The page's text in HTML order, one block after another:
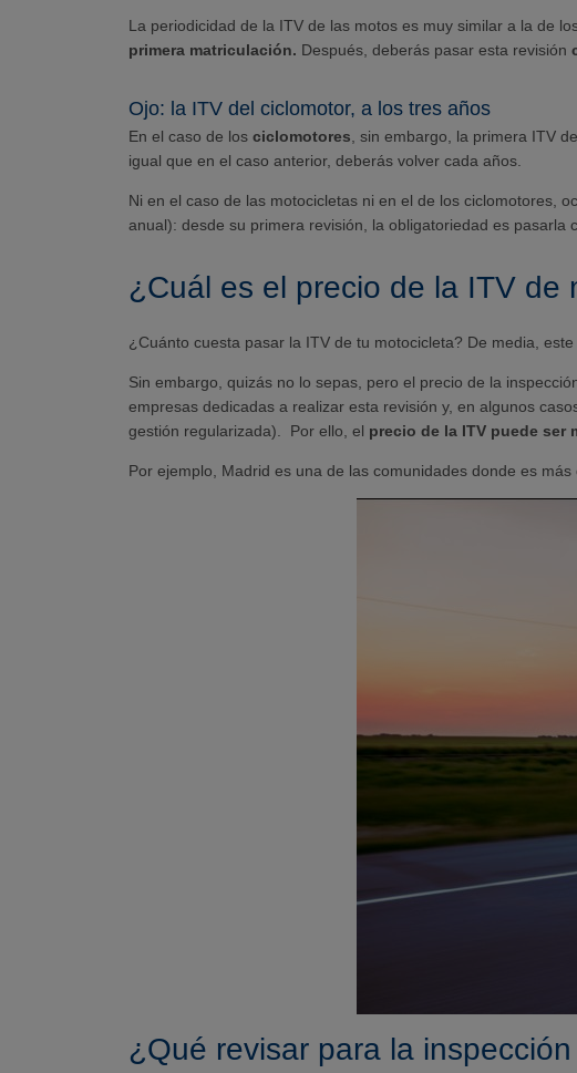
La periodicidad de la ITV de las motos es muy similar a la de
primera matriculación. Después, deberás pasar esta revisión
Ojo: la ITV del ciclomotor, a los tres años
En el caso de los ciclomotores , sin embargo, la primera ITV
igual que en el caso anterior, deberás volver cada años.
Ni en el caso de las motocicletas ni en el de los ciclomotores,
anual): desde su primera revisión, la obligatoriedad es pasarla
¿Cuál es el precio de la ITV de
¿Cuánto cuesta pasar la ITV de tu motocicleta? De media,
Sin embargo, quizás no lo sepas, pero el precio de la
empresas dedicadas a realizar esta revisión y, en algunos
gestión regularizada). Por ello, el precio de la ITV puede ser
Por ejemplo, Madrid es una de las comunidades donde es
¿Qué revisar para la